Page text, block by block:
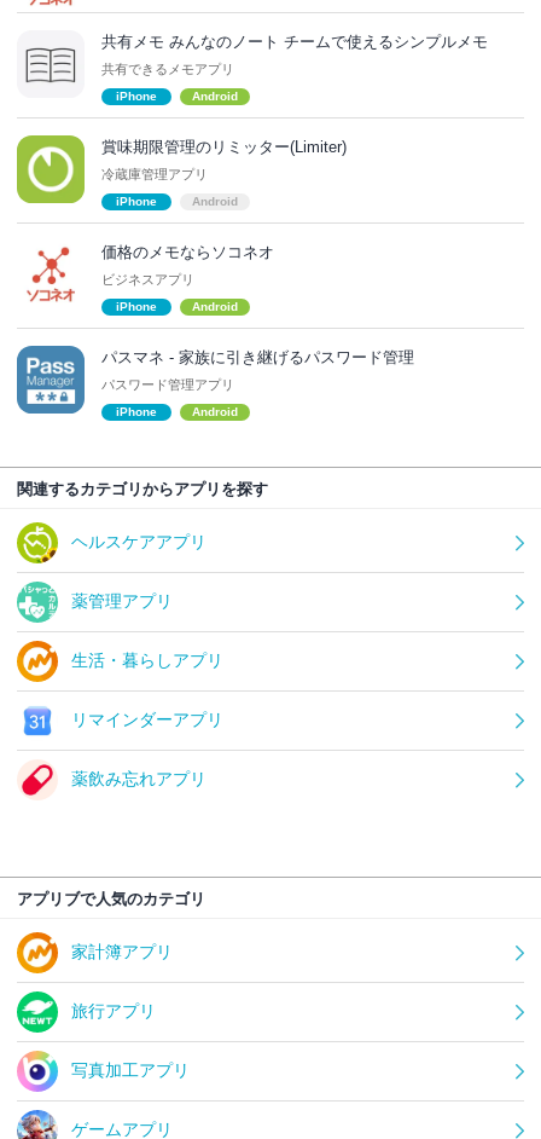
共有メモ みんなのノート チームで使えるシンプルメモ
共有できるメモアプリ
iPhone Android
賞味期限管理のリミッター(Limiter)
冷蔵庫管理アプリ
iPhone Android
価格のメモならソコネオ
ビジネスアプリ
iPhone Android
パスマネ - 家族に引き継げるパスワード管理
パスワード管理アプリ
iPhone Android
関連するカテゴリからアプリを探す
ヘルスケアアプリ
薬管理アプリ
生活・暮らしアプリ
リマインダーアプリ
薬飲み忘れアプリ
アプリブで人気のカテゴリ
家計簿アプリ
旅行アプリ
写真加工アプリ
ゲームアプリ